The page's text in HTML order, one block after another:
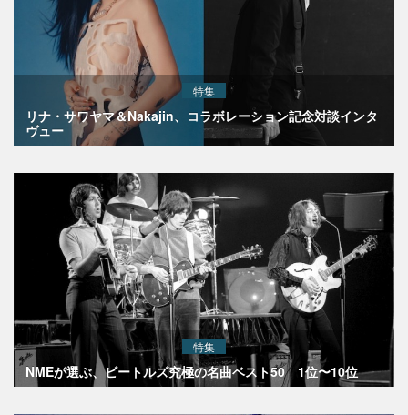
特集
リナ・サワヤマ＆Nakajin、コラボレーション記念対談インタ
ヴュー
特集
NMEが選ぶ、ビートルズ究極の名曲ベスト50 1位〜10位